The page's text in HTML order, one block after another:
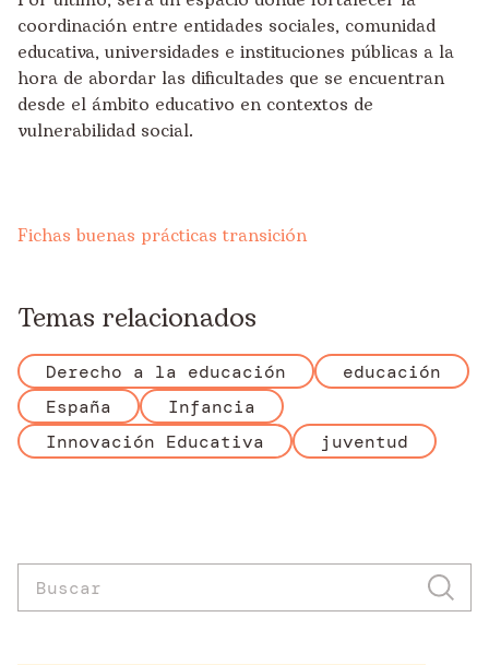
coordinación entre entidades sociales, comunidad
educativa, universidades e instituciones públicas a la
hora de abordar las dificultades que se encuentran
desde el ámbito educativo en contextos de
vulnerabilidad social.
Fichas buenas prácticas transición
Temas relacionados
Derecho a la educación
educación
España
Infancia
Innovación Educativa
juventud